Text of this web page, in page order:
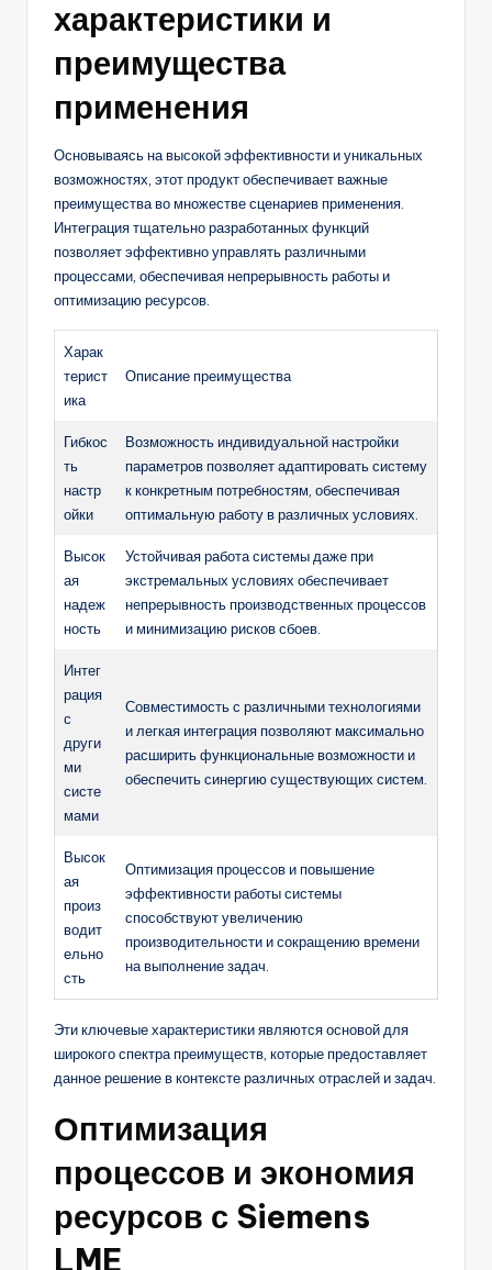
характеристики и
преимущества
применения
Основываясь на высокой эффективности и уникальных
возможностях, этот продукт обеспечивает важные
преимущества во множестве сценариев применения.
Интеграция тщательно разработанных функций
позволяет эффективно управлять различными
процессами, обеспечивая непрерывность работы и
оптимизацию ресурсов.
Харак
терист
ика
Описание преимущества
Гибкос
ть
настр
ойки
Возможность индивидуальной настройки
параметров позволяет адаптировать систему
к конкретным потребностям, обеспечивая
оптимальную работу в различных условиях.
Высок
ая
надеж
ность
Устойчивая работа системы даже при
экстремальных условиях обеспечивает
непрерывность производственных процессов
и минимизацию рисков сбоев.
Интег
рация
с
други
ми
систе
мами
Совместимость с различными технологиями
и легкая интеграция позволяют максимально
расширить функциональные возможности и
обеспечить синергию существующих систем.
Высок
ая
произ
водит
ельно
сть
Оптимизация процессов и повышение
эффективности работы системы
способствуют увеличению
производительности и сокращению времени
на выполнение задач.
Эти ключевые характеристики являются основой для
широкого спектра преимуществ, которые предоставляет
данное решение в контексте различных отраслей и задач.
Оптимизация
процессов и экономия
ресурсов с Siemens
LME